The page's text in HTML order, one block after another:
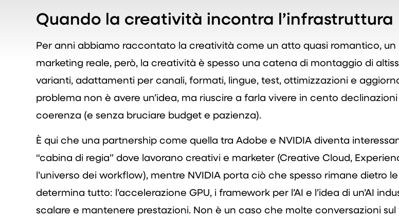
Quando la creatività incontra l’infrastruttura
Per anni abbiamo raccontato la creatività come un atto quasi romantico, un
marketing reale, però, la creatività è spesso una catena di montaggio di
varianti, adattamenti per canali, formati, lingue, test, ottimizzazioni e
problema non è avere un’idea, ma riuscire a farla vivere in cento
coerenza (e senza bruciare budget e pazienza).
È qui che una partnership come quella tra Adobe e NVIDIA diventa
“cabina di regia” dove lavorano creativi e marketer (Creative Cloud,
l’universo dei workflow), mentre NVIDIA porta ciò che spesso rimane dietro
determina tutto: l’accelerazione GPU, i framework per l’AI e l’idea di un’AI
scalare e mantenere prestazioni. Non è un caso che molte conversazioni sul